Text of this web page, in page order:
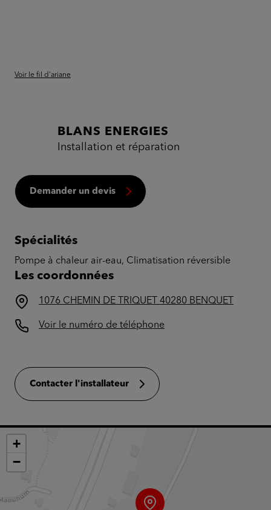
Voir le fil d'ariane
BLANS ENERGIES
Installation et réparation
Demander un devis
Spécialités
Pompe à chaleur air-eau, Climatisation réversible
Les coordonnées
1076 CHEMIN DE TRIQUET 40280 BENQUET
Voir le numéro de téléphone
Contacter l'installateur
+
−